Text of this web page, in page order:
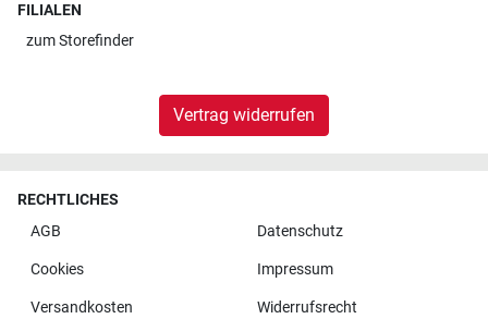
FILIALEN
zumStorefinder
Vertrag widerrufen
RECHTLICHES
AGB
Datenschutz
Cookies Impressum
Versandkosten Widerrufsrecht